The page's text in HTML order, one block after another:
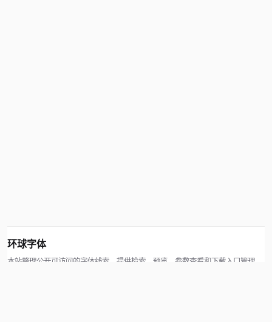
环球字体
本站整理公开可访问的字体线索，提供检索、预览、参数查看和下载入口管理。